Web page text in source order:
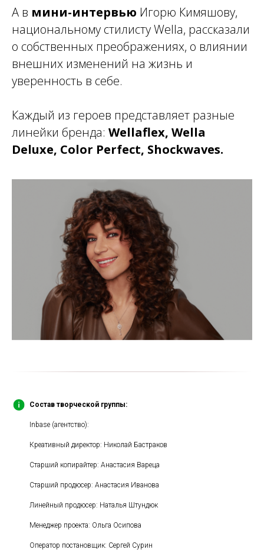
А в мини-интервью Игорю Кимяшову,
национальному стилисту Wella, рассказали
о собственных преображениях, о влиянии
внешних изменений на жизнь и
уверенность в себе.
Каждый из героев представляет разные
линейки бренда: Wellaflex, Wella
Deluxe, Color Perfect, Shockwaves.
Состав творческой группы:
Inbase (агентство):
Креативный директор: Николай Бастраков
Старший копирайтер: Анастасия Вареца
Старший продюсер: Анастасия Иванова
Линейный продюсер: Наталья Штундюк
Менеджер проекта: Ольга Осипова
Оператор постановщик: Сергей Сурин